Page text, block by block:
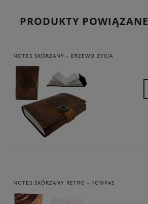
PRODUKTY POWIĄZANE
NOTES SKÓRZANY - DRZEWO ŻYCIA
NOTES SKÓRZANY RETRO - KOMPAS